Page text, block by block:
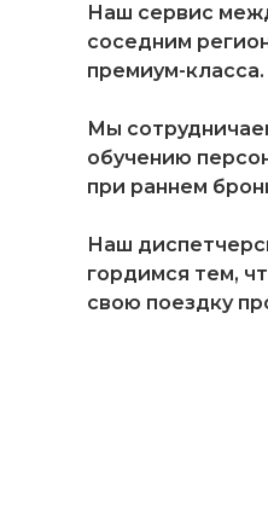
Наш сервис
соседним
премиум-
Мы
обучению
при раннем
Наш
гордимся тем,
свою поездку